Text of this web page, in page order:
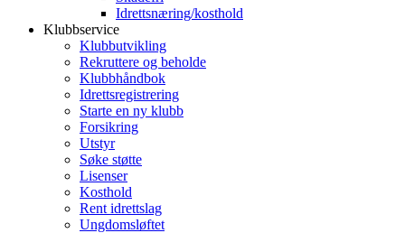
Idrettsnæring/kosthold
Klubbservice
Klubbutvikling
Rekruttere og beholde
Klubbhåndbok
Idrettsregistrering
Starte en ny klubb
Forsikring
Utstyr
Søke støtte
Lisenser
Kosthold
Rent idrettslag
Ungdomsløftet